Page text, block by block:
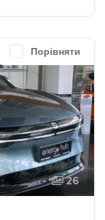
Порівняти
26